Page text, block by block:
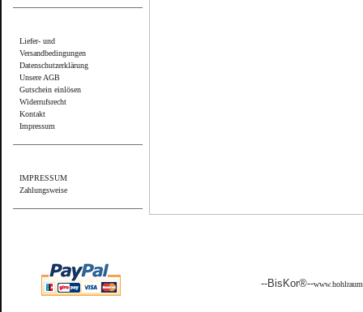
Liefer- und
Versandbedingungen
Datenschutzerklärung
Unsere AGB
Gutschein einlösen
Widerrufsrecht
Kontakt
Impressum
IMPRESSUM
Zahlungsweise
--BisKor®--